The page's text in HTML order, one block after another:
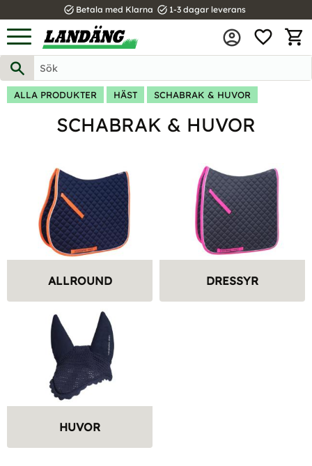
Meny
task_alt Betala med Klarna task_alt 1-3 dagar leverans
ALLA PRODUKTER HÄST SCHABRAK & HUVOR
SCHABRAK & HUVOR
ALLROUND DRESSYR
HUVOR